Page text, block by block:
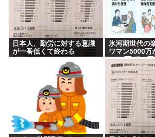
日本人、勤労に対する意識
が一番低くて終わる
氷河期世代の
ワマン5000万
5000万.ドル
形成.マジで楽
な